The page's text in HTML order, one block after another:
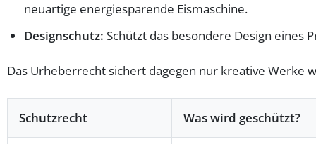
neuartige energiesparende Eismaschine.
Designschutz: Schützt das besondere Design eines
Das Urheberrecht sichert dagegen nur kreative Werke
Schutzrecht Was wird geschützt?